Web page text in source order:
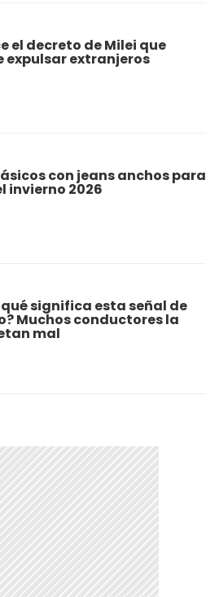
el decreto de Milei que
expulsar extranjeros
con jeans anchos para
invierno 2026
qué significa esta señal de
Muchos conductores la
mal